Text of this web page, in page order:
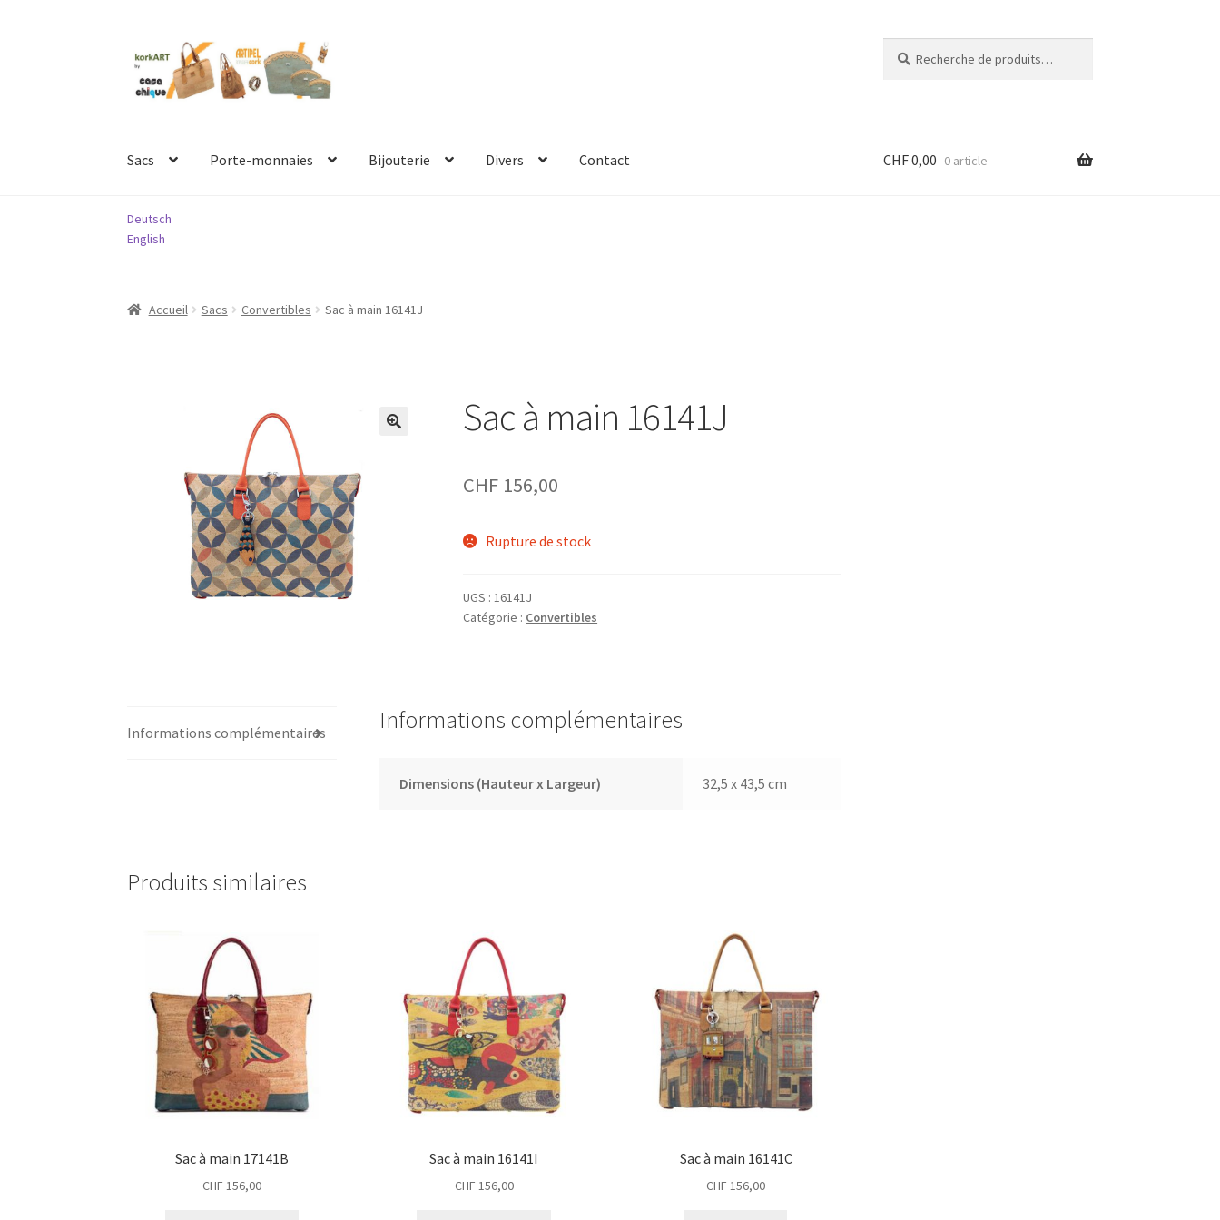
la
au
contenu
pour :
Sacs Porte-monnaies Bijouterie Divers Contact CHF0,00 0 article
Deutsch
English
Accueil Sacs Convertibles Sac à main 16141J
Sac à main 16141J
CHF 156,00
Rupture de stock
UGS :16141J
Catégorie : Convertibles
Informations complémentaires Informations complémentaires
Dimensions (Hauteur x Largeur) 32,5 x 43,5 cm
Produits similaires
Sac à main 17141B
CHF 156,00
Sac à main 16141I
CHF 156,00
Sac à main 16141C
CHF 156,00